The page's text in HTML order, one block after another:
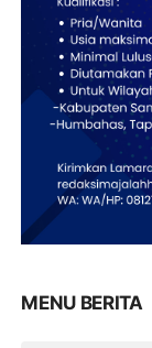
MENU BERITA